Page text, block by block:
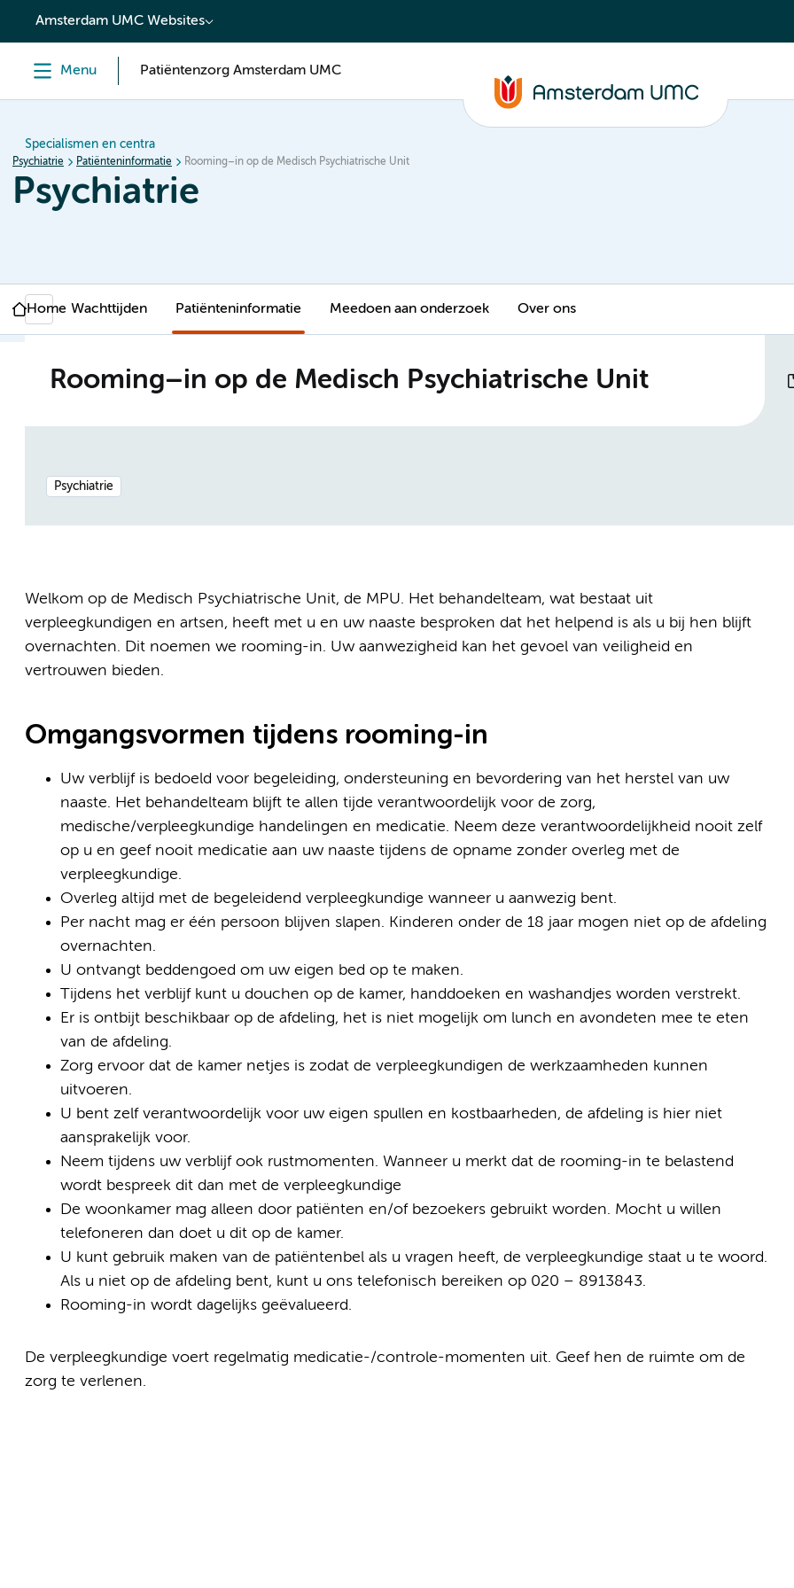
content
Amsterdam UMC Websites
Menu Patiëntenzorg Amsterdam UMC
Specialismen en centra
Psychiatrie Patiënteninformatie Rooming–in op de Medisch Psychiatrische Unit
Psychiatrie
Home Wachttijden Patiënteninformatie Meedoen aan onderzoek Over ons
Rooming–in op de Medisch Psychiatrische Unit
Psychiatrie
Welkom op de Medisch Psychiatrische Unit, de MPU. Het behandelteam, wat bestaat uit
verpleegkundigen en artsen, heeft met u en uw naaste besproken dat het helpend is als u bij hen blijft
overnachten. Dit noemen we rooming-in. Uw aanwezigheid kan het gevoel van veiligheid en
vertrouwen bieden.
Omgangsvormen tijdens rooming-in
Uw verblijf is bedoeld voor begeleiding, ondersteuning en bevordering van het herstel van uw
naaste. Het behandelteam blijft te allen tijde verantwoordelijk voor de zorg,
medische/verpleegkundige handelingen en medicatie. Neem deze verantwoordelijkheid nooit zelf
op u en geef nooit medicatie aan uw naaste tijdens de opname zonder overleg met de
verpleegkundige.
Overleg altijd met de begeleidend verpleegkundige wanneer u aanwezig bent.
Per nacht mag er één persoon blijven slapen. Kinderen onder de 18 jaar mogen niet op de afdeling
overnachten.
U ontvangt beddengoed om uw eigen bed op te maken.
Tijdens het verblijf kunt u douchen op de kamer, handdoeken en washandjes worden verstrekt.
Er is ontbijt beschikbaar op de afdeling, het is niet mogelijk om lunch en avondeten mee te eten
van de afdeling.
Zorg ervoor dat de kamer netjes is zodat de verpleegkundigen de werkzaamheden kunnen
uitvoeren.
U bent zelf verantwoordelijk voor uw eigen spullen en kostbaarheden, de afdeling is hier niet
aansprakelijk voor.
Neem tijdens uw verblijf ook rustmomenten. Wanneer u merkt dat de rooming-in te belastend
wordt bespreek dit dan met de verpleegkundige
De woonkamer mag alleen door patiënten en/of bezoekers gebruikt worden. Mocht u willen
telefoneren dan doet u dit op de kamer.
U kunt gebruik maken van de patiëntenbel als u vragen heeft, de verpleegkundige staat u te woord.
Als u niet op de afdeling bent, kunt u ons telefonisch bereiken op 020 – 8913843.
Rooming-in wordt dagelijks geëvalueerd.
De verpleegkundige voert regelmatig medicatie-/controle-momenten uit. Geef hen de ruimte om de
zorg te verlenen.